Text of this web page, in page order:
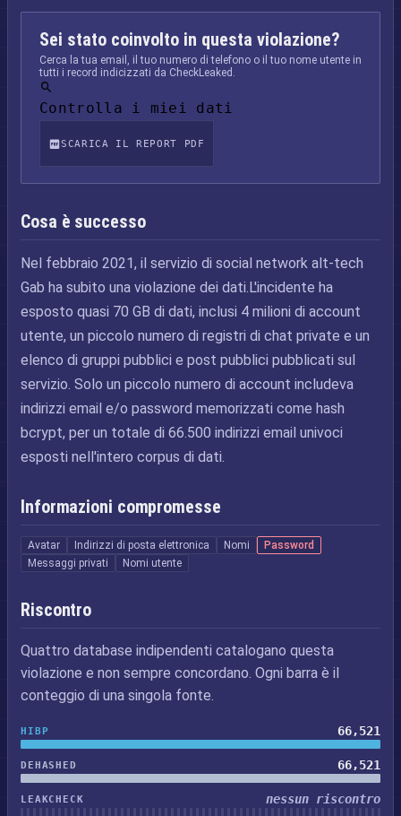
Sei stato coinvolto in questa violazione?
Cerca la tua email, il tuo numero di telefono o il tuo nome utente in
tutti i record indicizzati da CheckLeaked.
Controlla i miei dati
SCARICA IL REPORT PDF
Cosa è successo
Nel febbraio 2021, il servizio di social network alt-tech
Gab ha subito una violazione dei dati.L'incidente ha
esposto quasi 70 GB di dati, inclusi 4 milioni di account
utente, un piccolo numero di registri di chat private e un
elenco di gruppi pubblici e post pubblici pubblicati sul
servizio. Solo un piccolo numero di account includeva
indirizzi email e/o password memorizzati come hash
bcrypt, per un totale di 66.500 indirizzi email univoci
esposti nell'intero corpus di dati.
Informazioni compromesse
Avatar Indirizzi di posta elettronica Nomi
Password
Messaggi privati
Nomi utente
Riscontro
Quattro database indipendenti catalogano questa
violazione e non sempre concordano. Ogni barra è il
conteggio di una singola fonte.
HIBP 66,521
DEHASHED 66,521
LEAKCHECK nessun riscontro